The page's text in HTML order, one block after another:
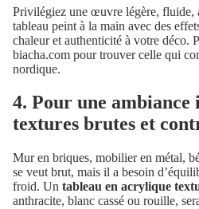
Privilégiez une œuvre légère, fluide,
tableau peint à la main avec des
chaleur et authenticité à votre déco.
biacha.com pour trouver celle qui
nordique.
4. Pour une
textures brutes et
Mur en briques, mobilier en métal,
se veut brut, mais il a besoin
froid. Un tableau en acrylique
anthracite, blanc cassé ou rouille,